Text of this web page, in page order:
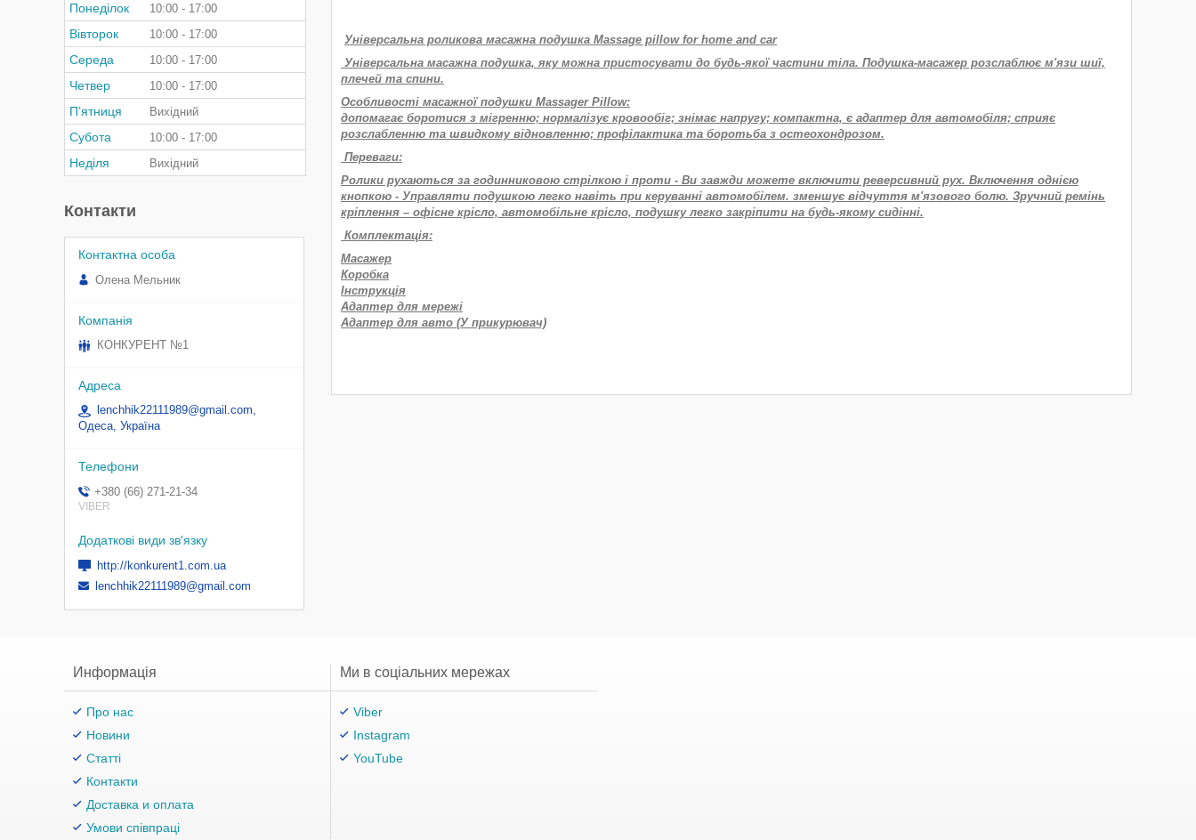
Універсальна роликова масажна подушка Massage pillow for home and car
Універсальна масажна подушка, яку можна пристосувати до будь-якої частини тіла. Подушка-масажер розслаблює м'язи шиї,
плечей та спини.
Особливості масажної подушки Massager Pillow:
допомагає боротися з мігренню; нормалізує кровообіг; знімає напругу; компактна, є адаптер для автомобіля; сприяє
розслабленню та швидкому відновленню; профілактика та боротьба з остеохондрозом.
Переваги:
Ролики рухаються за годинниковою стрілкою і проти - Ви завжди можете включити реверсивний рух. Включення однією
кнопкою - Управляти подушкою легко навіть при керуванні автомобілем. зменшує відчуття м'язового болю. Зручний ремінь
кріплення – офісне крісло, автомобільне крісло, подушку легко закріпити на будь-якому сидінні.
Комплектація:
Масажер
Коробка
Інструкція
Адаптер для мережі
Адаптер для авто (У прикурювач)
Понеділок 10:00 17:00
Вівторок 10:00 17:00
Середа 10:00 17:00
Четвер 10:00 17:00
Пʼятниця Вихідний
Субота 10:00 17:00
Неділя Вихідний
Контакти
Олена Мельник
КОНКУРЕНТ №1
lenchhik22111989@gmail.com,
Одеса, Україна
+380 (66) 271-21-34
VIBER
http://konkurent1.com.ua
lenchhik22111989@gmail.com
Информація
Про нас
Новини
Статті
Контакти
Доставка и оплата
Умови співпраці
Ми в соціальних мережах
Viber
Instagram
YouTube